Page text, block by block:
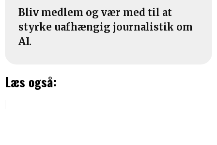
Bliv medlem og vær med til at
styrke uafhængig journalistik om
AI.
Læs også: